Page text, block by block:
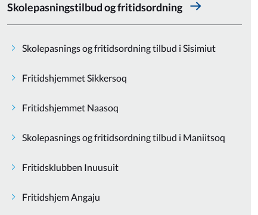
Skolepasningstilbud og fritidsordning
Skolepasnings og fritidsordning tilbud i Sisimiut
Fritidshjemmet Sikkersoq
Fritidshjemmet Naasoq
Skolepasnings og fritidsordning tilbud i Maniitsoq
Fritidsklubben Inuusuit
Fritidshjem Angaju